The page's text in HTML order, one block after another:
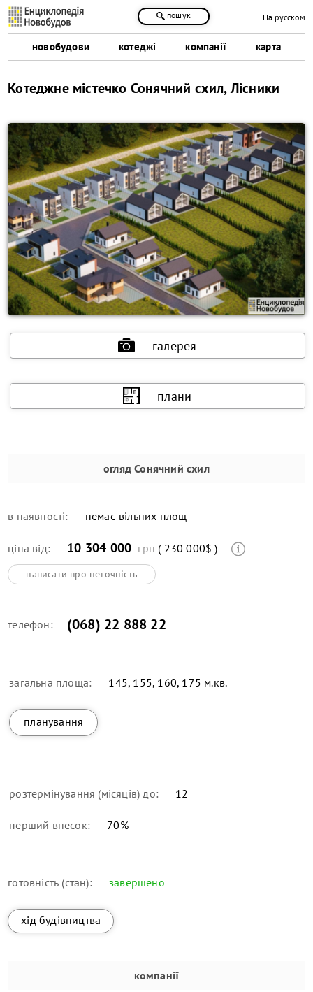
новобудови котеджі компанії карта
пошук На русском
Котеджне містечко Сонячний схил, Лісники
галерея
плани
огляд Сонячний схил
в наявності: немає вільних площ
ціна від: 10 304 000 грн ( 230 000$ )
написати про неточність
телефон: (068) 22 888 22
загальна площа: 145, 155, 160, 175 м.кв.
планування
розтермінування (місяців) до: 12
перший внесок: 70%
готовність (стан): завершено
хід будівництва
компанії